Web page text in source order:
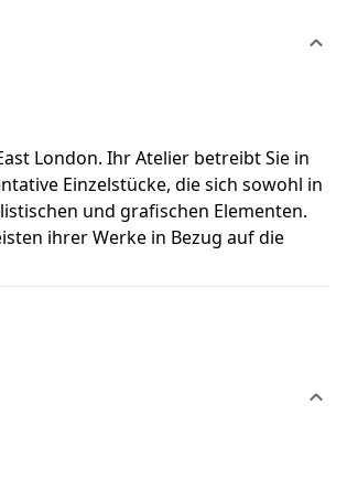
London. Ihr Atelier betreibt Sie in
Einzelstücke, die sich sowohl in
und grafischen Elementen.
ihrer Werke in Bezug auf die